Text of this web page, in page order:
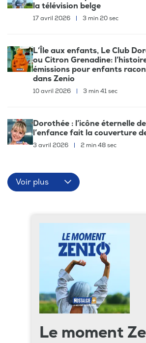
la télévision belge
17 avril 2026 | 3 min 20 sec
L’Île aux enfants, Le Club
ou Citron Grenadine:
émissions pour enfants
dans Zenio
10 avril 2026 | 3 min 41 sec
Dorothée : l’icône éternelle de
l’enfance fait la couverture
3 avril 2026 | 2 min 48 sec
Voir plus
Le moment